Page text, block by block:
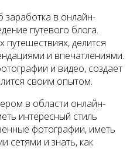
в онлайн-
путевого блога.
путешествиях, делится
и впечатлениями.
и видео, создает
своим опытом.
в области онлайн-
интересный стиль
фотографии, иметь
сетями и знать, как